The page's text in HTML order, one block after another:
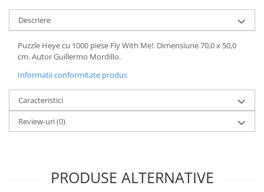
Lord of The Rings
Naruto Shippuden
Sailor Moon
Harry Potter
Star Trek
Fallout
Stranger Things
Retro Arcade – Jocuri, Console si
Descriere
Puzzle Heye cu 1000 piese Fly With Me!. Dimensiune 70,0 x 50,0
cm. Autor Guillermo Mordillo.
Informatii conformitate produs
Caracteristici
Review-uri(0)
PRODUSE ALTERNATIVE